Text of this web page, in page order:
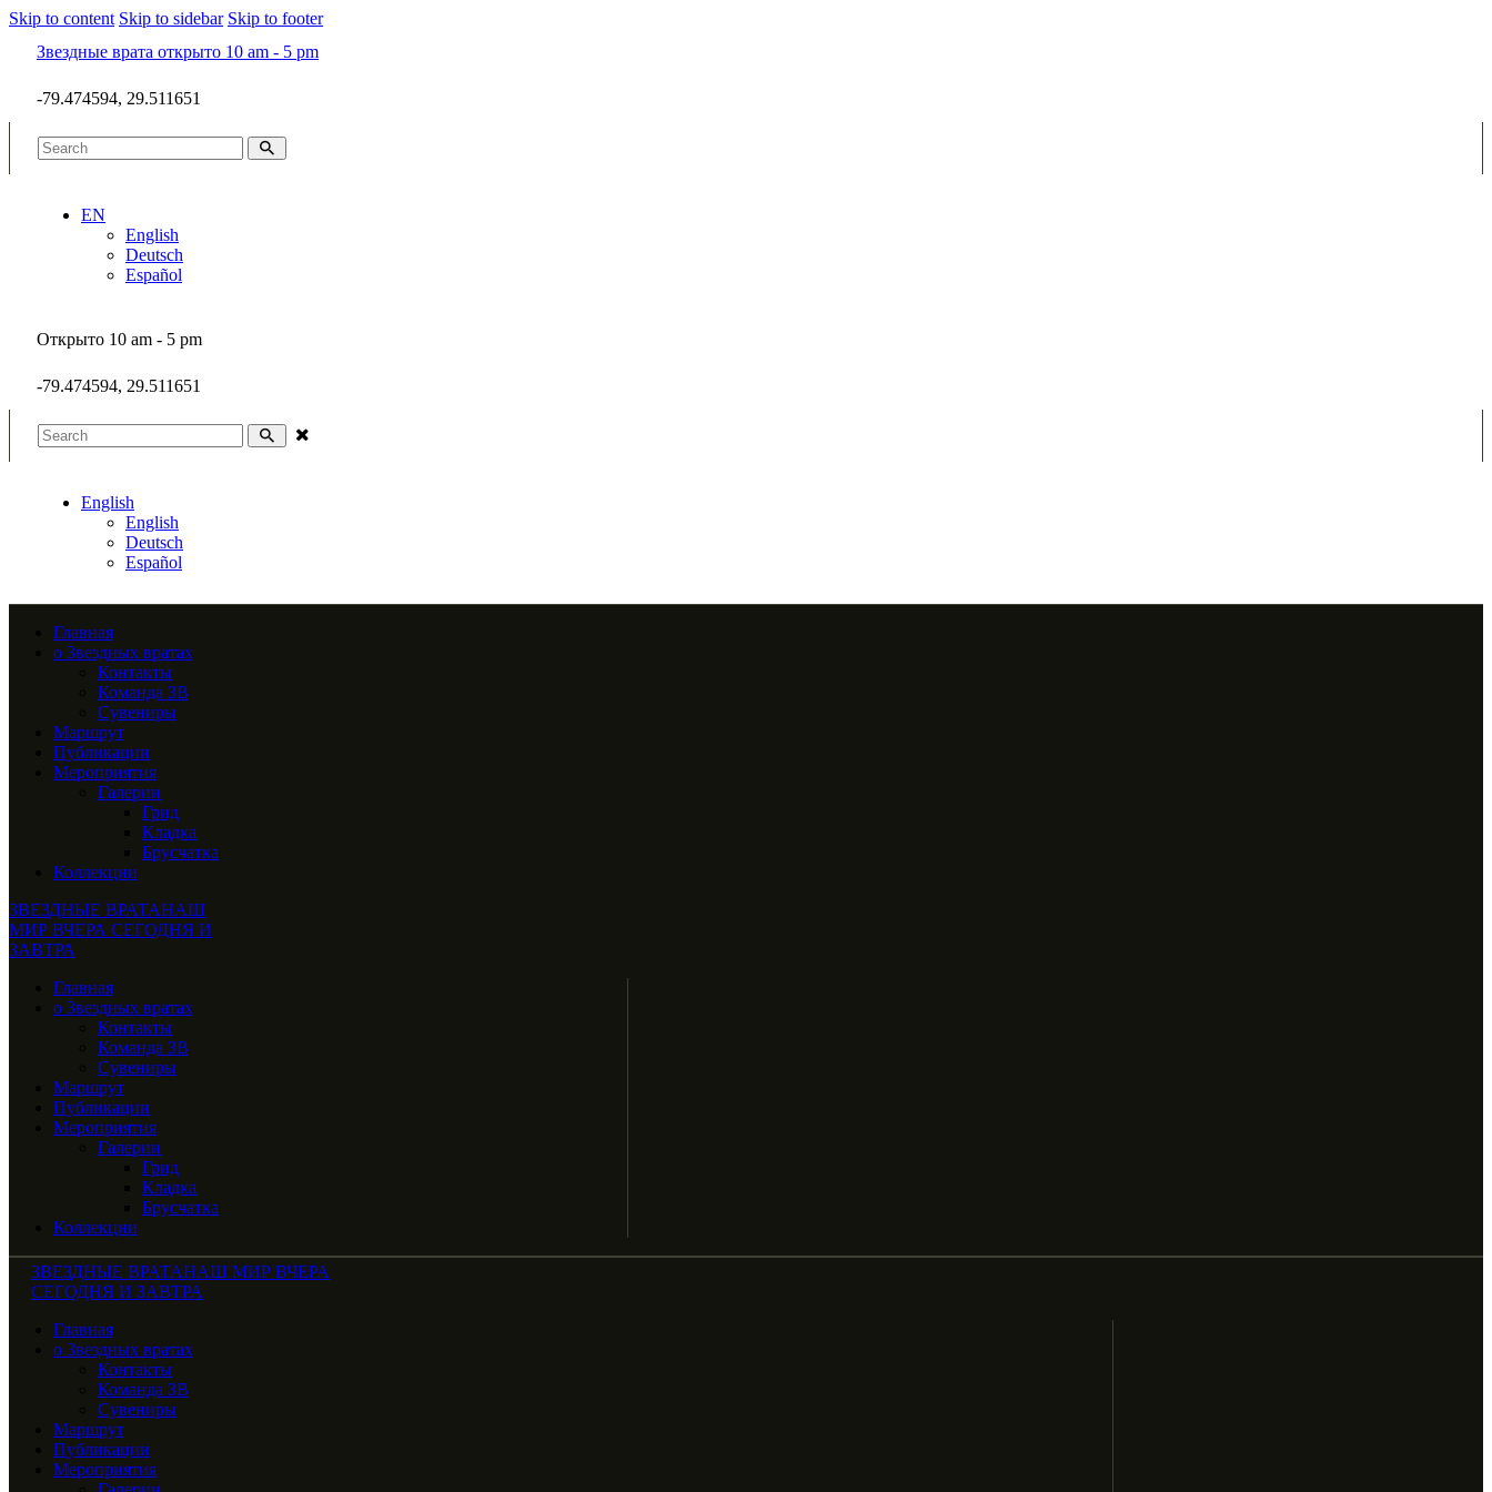
Skip to content Skip to sidebar Skip to footer
Звездные врата открыто 10 am - 5 pm
-79.474594, 29.511651
EN
English
Deutsch
Español
Открыто 10 am - 5 pm
-79.474594, 29.511651
English
English
Deutsch
Español
Главная
о Звездных вратах
Контакты
Команда ЗВ
Сувениры
Маршрут
Публикации
Мероприятия
Галерии
Грид
Кладка
Брусчатка
Коллекции
ЗВЕЗДНЫЕ ВРАТАНАШ
МИР ВЧЕРА СЕГОДНЯ И
ЗАВТРА
Главная
о Звездных вратах
Контакты
Команда ЗВ
Сувениры
Маршрут
Публикации
Мероприятия
Галерии
Грид
Кладка
Брусчатка
Коллекции
ЗВЕЗДНЫЕ ВРАТАНАШ МИР ВЧЕРА
СЕГОДНЯ И ЗАВТРА
Главная
о Звездных вратах
Контакты
Команда ЗВ
Сувениры
Маршрут
Публикации
Мероприятия